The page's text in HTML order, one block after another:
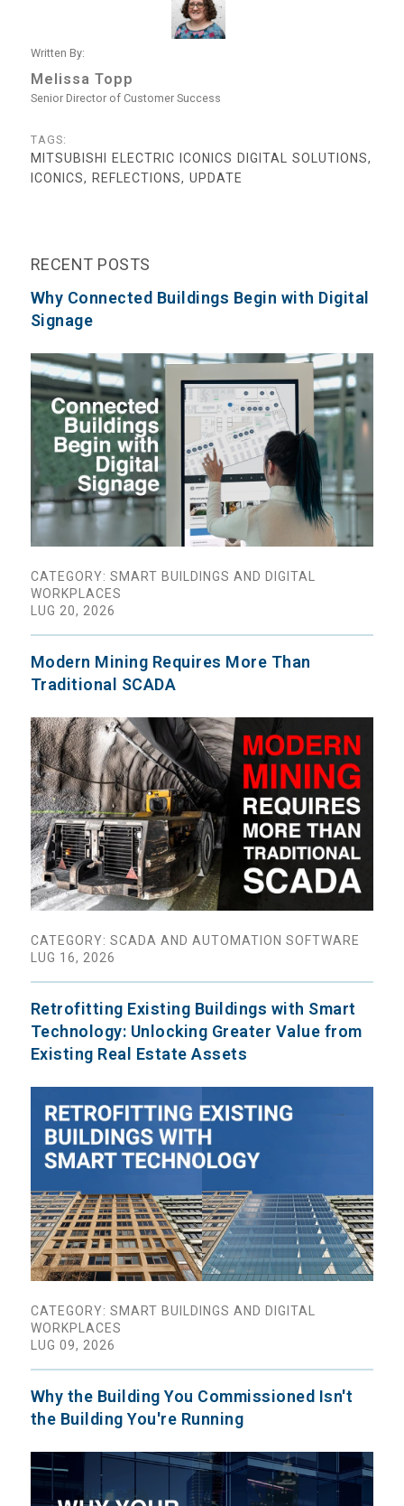
Written By:
Melissa Topp
Senior Director of Customer Success
TAGS:
MITSUBISHI ELECTRIC ICONICS DIGITAL SOLUTIONS,
ICONICS, REFLECTIONS, UPDATE
RECENT POSTS
Why Connected Buildings Begin with Digital
Signage
CATEGORY: SMART BUILDINGS AND DIGITAL
WORKPLACES
LUG 20, 2026
Modern Mining Requires More Than
Traditional SCADA
CATEGORY: SCADA AND AUTOMATION SOFTWARE
LUG 16, 2026
Retrofitting Existing Buildings with Smart
Technology: Unlocking Greater Value from
Existing Real Estate Assets
CATEGORY: SMART BUILDINGS AND DIGITAL
WORKPLACES
LUG 09, 2026
Why the Building You Commissioned Isn't
the Building You're Running